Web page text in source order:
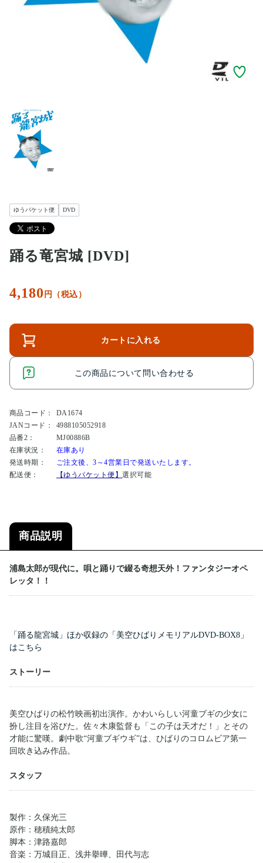
ゆうパケット便 DVD
踊る竜宮城 [DVD]
4,180 円（税込）
カートに入れる
この商品について問い合わせる
商品コード：
DA1674
JANコード：
4988105052918
品番2：
MJ00886B
在庫状況：
在庫あり
発送時期：
ご注文後、3～4営業日で発送いたします。
配送便：
【ゆうパケット便】選択可能
商品説明
浦島太郎が現代に。唄と踊りで綴る奇想天外！ファンタジーオペ
レッタ！！
「踊る龍宮城」ほか収録の「美空ひばりメモリアルDVD-BOX8」
はこちら
ストーリー
美空ひばりの松竹映画初出演作。かわいらしい河童ブギの少女に
扮し注目を浴びた。佐々木康監督も「この子は天才だ！」とその
才能に驚嘆。劇中歌“河童ブギウギ”は、ひばりのコロムビア第一
回吹き込み作品。
スタッフ
製作：久保光三
原作：穂積純太郎
脚本：津路嘉郎
音楽：万城目正、浅井擧曄、田代与志